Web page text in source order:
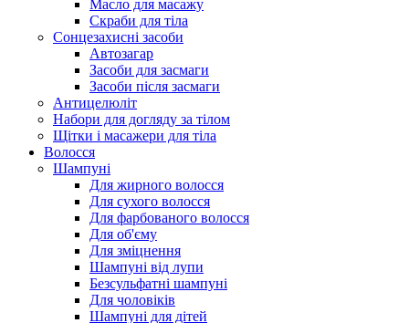
Масло для масажу
Скраби для тіла
Сонцезахисні засоби
Автозагар
Засоби для засмаги
Засоби після засмаги
Антицелюліт
Набори для догляду за тілом
Щітки і масажери для тіла
Волосся
Шампуні
Для жирного волосся
Для сухого волосся
Для фарбованого волосся
Для об'єму
Для зміцнення
Шампуні від лупи
Безсульфатні шампуні
Для чоловіків
Шампуні для дітей